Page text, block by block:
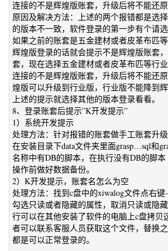
连接的不是辉煌版账套，升级后将不能还
原因及解决方法：上述的两个报错都是选
的版本不一致，软件登录的第一步有个请
如果之前的账套是五金建材或者皮革布匹
辉煌版登录的话就会提示不是辉煌版账套
套，现在选择五金建材或者皮革布匹等行
连接的不是辉煌版账套，升级后将不能还
煌版可以升级到行业版，行业版不能降到
上述的提示就选择其他的版本登录看看。
8、登录账套后提示”K开发提示”
1）系统开发提示
处理方法：针对报错的账套做手工账套升
在安装目录下data文件夹里面grasp…sql和
名称中有DB的脚本，在执行没有DB的脚本
操作前做好数据备份。
2）K开发提示，账套名怎么为空
处理方法：找到c盘中的xiwalog文件点右
勾选只读或者隐藏的属性，取消只读或隐
行可以在其他安装了软件的电脑上c盘拷贝
者可以联系客服人员获取这个文件，替换
都是可以正常登录的。